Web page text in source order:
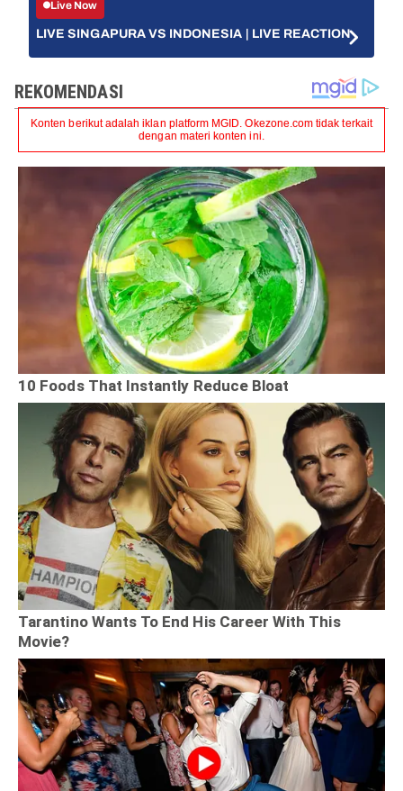
Live Now
LIVE SINGAPURA VS INDONESIA | LIVE REACTION